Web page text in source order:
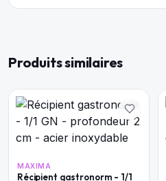
Produits similaires
MAXIMA
Récipient gastronorm - 1/1